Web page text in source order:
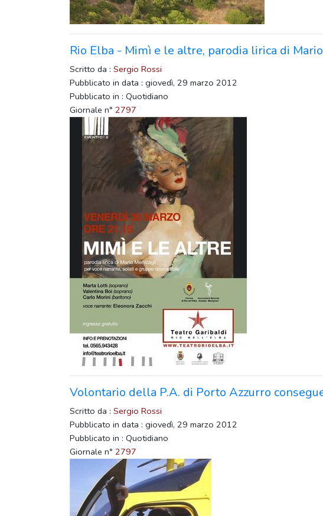
Rio Elba - Mimì e le altre, parodia lirica di
Scritto da : Sergio Rossi
Pubblicato in data : giovedì, 29 marzo 2012
Pubblicato in : Quotidiano
Giornale n° 2797
Volontario della P.A. di Porto Azzurro
Scritto da : Sergio Rossi
Pubblicato in data : giovedì, 29 marzo 2012
Pubblicato in : Quotidiano
Giornale n° 2797